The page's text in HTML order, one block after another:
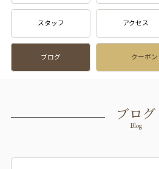
スタッフ アクセス
ブログ クーポ
ブログ
Blog